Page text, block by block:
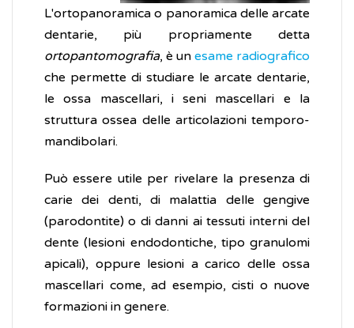
L'ortopanoramica o panoramica delle arcate
dentarie, più propriamente detta
ortopantomografia, è un esame radiografico
che permette di studiare le arcate dentarie,
le ossa mascellari, i seni mascellari e la
struttura ossea delle articolazioni temporo-
mandibolari.
Può essere utile per rivelare la presenza di
carie dei denti, di malattia delle gengive
(parodontite) o di danni ai tessuti interni del
dente (lesioni endodontiche, tipo granulomi
apicali), oppure lesioni a carico delle ossa
mascellari come, ad esempio, cisti o nuove
formazioni in genere.